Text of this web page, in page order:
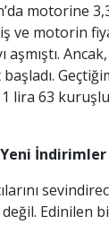
motorine
ve motorin
aşmıştı.
lira 63
İndirimler
değil. Edinilen